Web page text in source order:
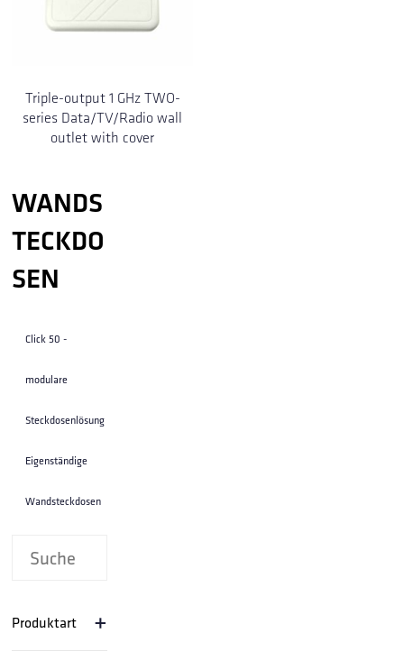
Triple-output 1 GHz TWO-
series Data/TV/Radio wall
outlet with cover
WANDS
TECKDO
SEN
Click 50 -
modulare
Steckdosenlösung
Eigenständige
Wandsteckdosen
Produktart +